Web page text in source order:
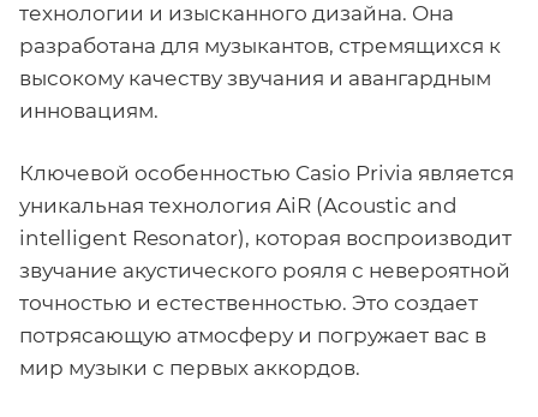
технологии и изысканного дизайна. Она
разработана для музыкантов, стремящихся к
высокому качеству звучания и авангардным
инновациям.
Ключевой особенностью Casio Privia является
уникальная технология AiR (Acoustic and
intelligent Resonator), которая воспроизводит
звучание акустического рояля с невероятной
точностью и естественностью. Это создает
потрясающую атмосферу и погружает вас в
мир музыки с первых аккордов.